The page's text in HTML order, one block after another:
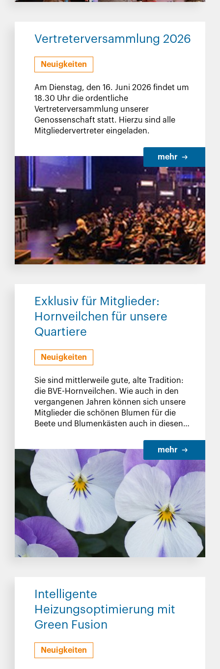
Vertreterversammlung 2026
Neuigkeiten
Am Dienstag, den 16. Juni 2026 findet um
18.30 Uhr die ordentliche
Vertreterversammlung unserer
Genossenschaft statt. Hierzu sind alle
Mitgliedervertreter eingeladen.
mehr
Exklusiv für Mitglieder:
Hornveilchen für unsere
Quartiere
Neuigkeiten
Sie sind mittlerweile gute, alte Tradition:
die BVE-Hornveilchen. Wie auch in den
vergangenen Jahren können sich unsere
Mitglieder die schönen Blumen für die
Beete und Blumenkästen auch in diesen
mehr
Intelligente
Heizungsoptimierung mit
Green Fusion
Neuigkeiten